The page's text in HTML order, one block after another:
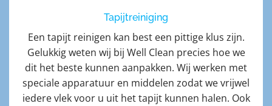
Tapijtreiniging
Een tapijt reinigen kan best een pittige klus zijn.
Gelukkig weten wij bij Well Clean precies hoe we
dit het beste kunnen aanpakken. Wij werken met
speciale apparatuur en middelen zodat we vrijwel
iedere vlek voor u uit het tapijt kunnen halen. Ook